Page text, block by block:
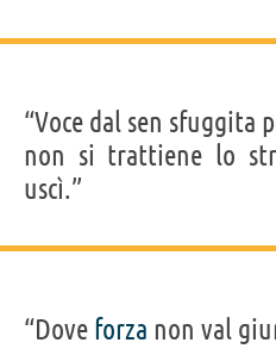
“Voce dal sen sfuggita
non si trattiene lo
uscì.”
“Dove forza non val